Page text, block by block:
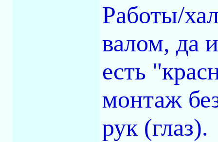
Работы/
валом, да
есть
монтаж
рук (глаз).